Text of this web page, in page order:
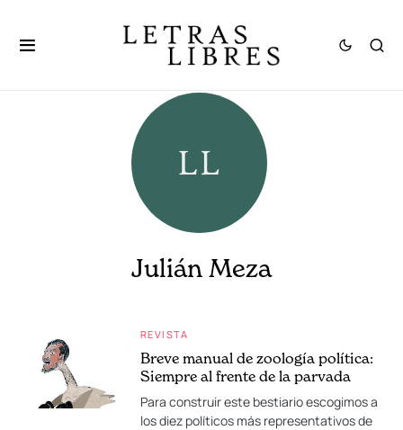
Julián Meza
REVISTA
Breve manual de zoología política:
Siempre al frente de la parvada
Para construir este bestiario escogimos a
los diez políticos más representativos de